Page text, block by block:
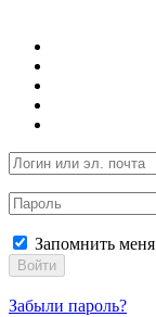
Запомнить меня
Войти
Забыли пароль?